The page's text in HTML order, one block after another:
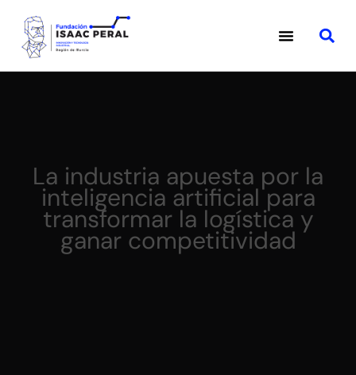
La industria apuesta por la
inteligencia artificial para
transformar la logística y
ganar competitividad